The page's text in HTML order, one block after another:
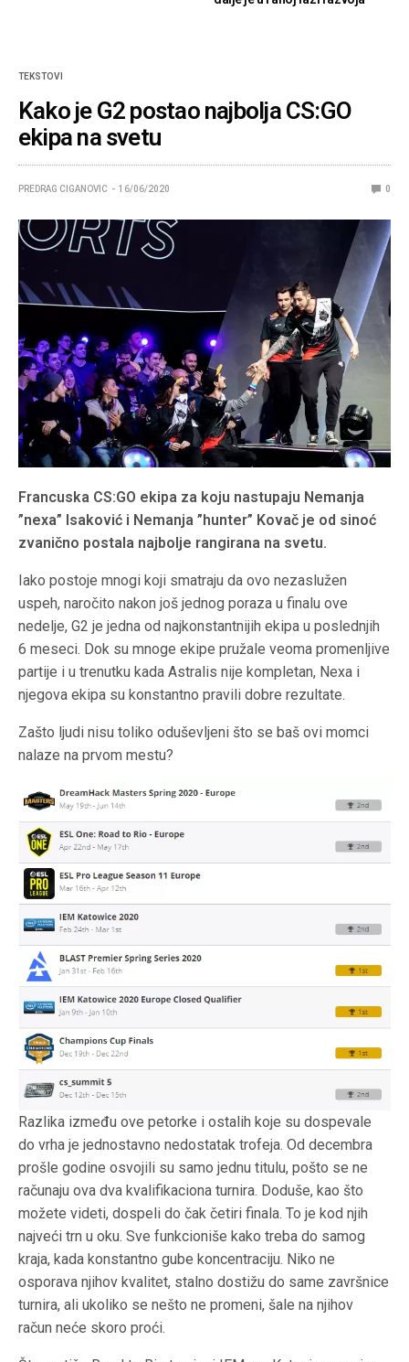
TEKSTOVI
Kako je G2 postao najbolja CS:GO
ekipa na svetu
PREDRAG CIGANOVIC 16/06/2020 0
Francuska CS:GO ekipa za koju nastupaju Nemanja
”nexa” Isaković i Nemanja ”hunter” Kovač je od sinoć
zvanično postala najbolje rangirana na svetu.
Iako postoje mnogi koji smatraju da ovo nezaslužen
uspeh, naročito nakon još jednog poraza u finalu ove
nedelje, G2 je jedna od najkonstantnijih ekipa u poslednjih
6 meseci. Dok su mnoge ekipe pružale veoma promenljive
partije i u trenutku kada Astralis nije kompletan, Nexa i
njegova ekipa su konstantno pravili dobre rezultate.
Zašto ljudi nisu toliko oduševljeni što se baš ovi momci
nalaze na prvom mestu?
Razlika između ove petorke i ostalih koje su dospevale
do vrha je jednostavno nedostatak trofeja. Od decembra
prošle godine osvojili su samo jednu titulu, pošto se ne
računaju ova dva kvalifikaciona turnira. Doduše, kao što
možete videti, dospeli do čak četiri finala. To je kod njih
najveći trn u oku. Sve funkcioniše kako treba do samog
kraja, kada konstantno gube koncentraciju. Niko ne
osporava njihov kvalitet, stalno dostižu do same završnice
turnira, ali ukoliko se nešto ne promeni, šale na njihov
račun neće skoro proći.